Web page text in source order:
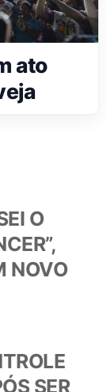
ato
SER
O
NOVO